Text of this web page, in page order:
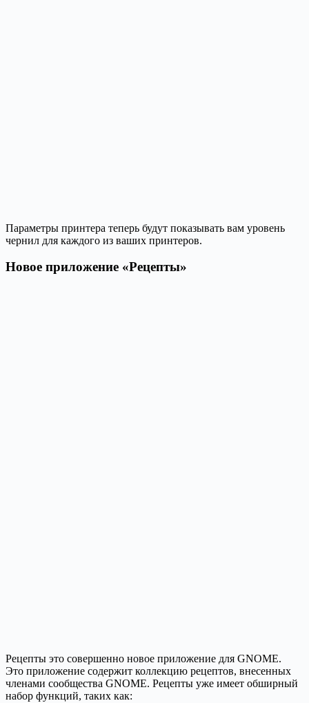
Параметры принтера теперь будут показывать вам уровень
чернил для каждого из ваших принтеров.
Новое приложение «Рецепты»
Рецепты это совершенно новое приложение для GNOME.
Это приложение содержит коллекцию рецептов, внесенных
членами сообщества GNOME. Рецепты уже имеет обширный
набор функций, таких как: